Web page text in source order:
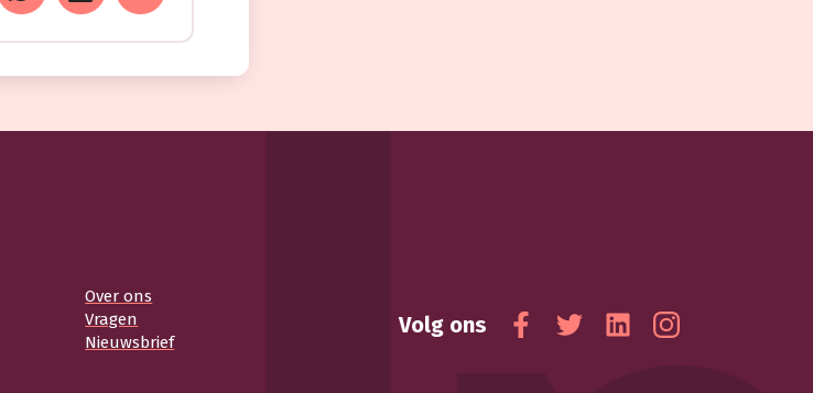
Over ons
Vragen
Nieuwsbrief
Volg ons
Facebook
TwitterLinkedinInstagram